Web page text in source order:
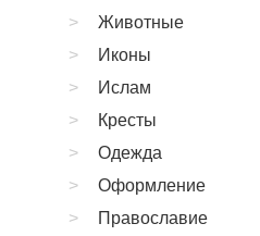
Животные
Иконы
Ислам
Кресты
Одежда
Оформление
Православие